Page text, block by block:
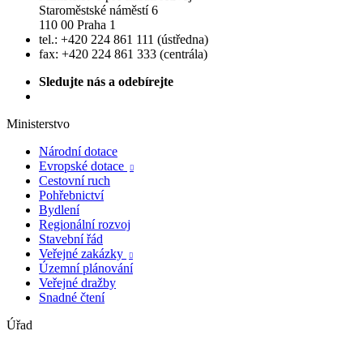
Staroměstské náměstí 6
110 00 Praha 1
tel.: +420 224 861 111 (ústředna)
fax: +420 224 861 333 (centrála)
Sledujte nás a odebírejte
Ministerstvo
Národní dotace
Evropské dotace

Cestovní ruch
Pohřebnictví
Bydlení
Regionální rozvoj
Stavební řád
Veřejné zakázky

Územní plánování
Veřejné dražby
Snadné čtení
Úřad